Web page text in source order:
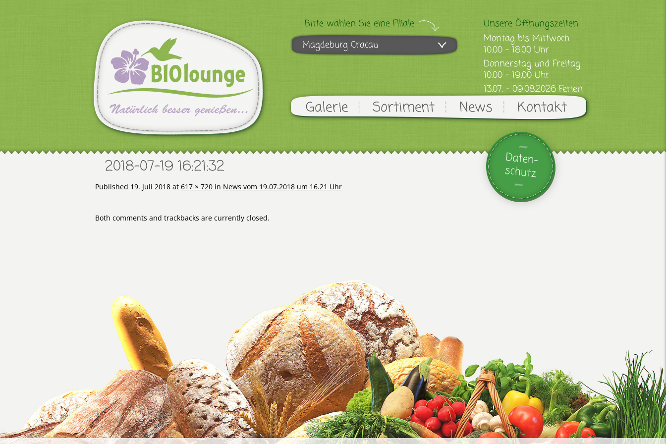
Bitte wählen Sie eine Filiale
Magdeburg Cracau
Galerie Sortiment News Kontakt
Unsere Öffnungszeiten
Montag bis Mittwoch
10.00 - 18.00 Uhr
Donnerstag und Freitag
10.00 - 19.00 Uhr
13.07. - 09.08.2026 Ferien
Daten-
schutz
2018-07-19 16:21:32
Published 19. Juli 2018 at 617 × 720 in News vom 19.07.2018 um 16.21 Uhr
Both comments and trackbacks are currently closed.